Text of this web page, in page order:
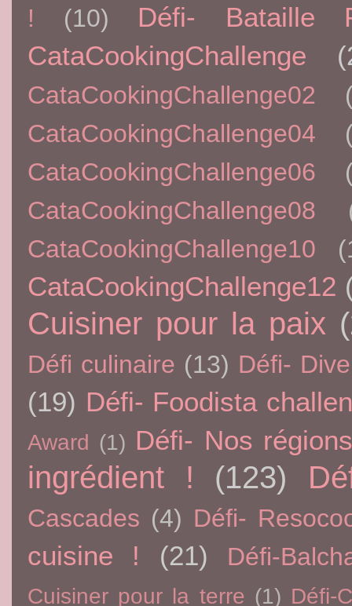
!
(10)
Défi- Bataille
CataCookingChallenge
CataCookingChallenge02
CataCookingChallenge04
CataCookingChallenge06
CataCookingChallenge08
CataCookingChallenge10
CataCookingChallenge12
Cuisiner pour la paix
Défi culinaire (13) Défi-
(19) Défi- Foodista
Award (1) Défi- Nos
ingrédient ! (123)
Cascades (4) Défi-
cuisine ! (21) Défi-
Cuisiner pour la terre (1) Défi-